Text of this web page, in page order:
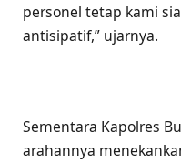
personel tetap kami
antisipatif,” ujarnya.
Sementara Kapolres
arahannya